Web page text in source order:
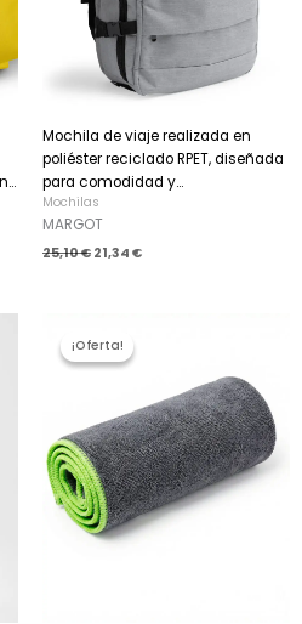
Mochila de viaje realizada en
poliéster reciclado RPET, diseñada
para comodidad y...
Mochilas
MARGOT
25,10€ 21,34 €
¡Oferta!
¡Oferta!
original
era:
actual
es: